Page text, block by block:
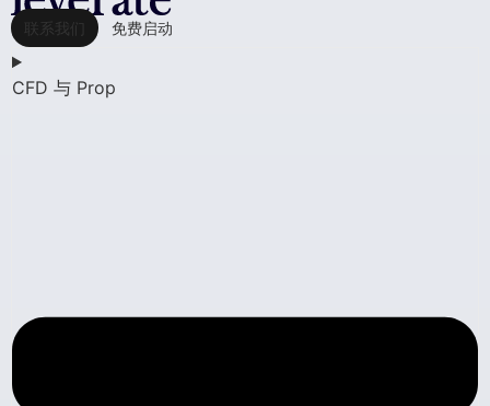
联系我们 免费启动
CFD 与 Prop